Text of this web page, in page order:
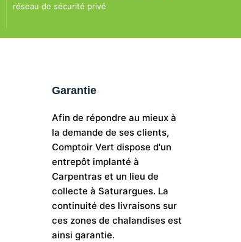
réseau de sécurité privé
Garantie
Afin de répondre au mieux à
la demande de ses clients,
Comptoir Vert dispose d'un
entrepôt implanté à
Carpentras et un lieu de
collecte à Saturargues. La
continuité des livraisons sur
ces zones de chalandises est
ainsi garantie.